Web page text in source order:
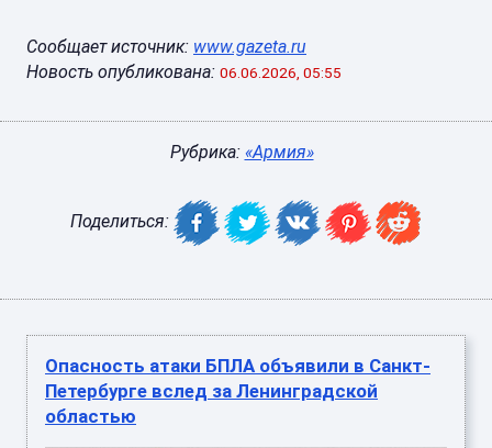
Сообщает источник: www.gazeta.ru
Новость опубликована: 06.06.2026, 05:55
Рубрика: «Армия»
Поделиться:
Опасность атаки БПЛА объявили в Санкт-
Петербурге вслед за Ленинградской
областью